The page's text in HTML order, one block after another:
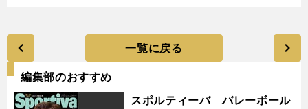
一覧に戻る
編集部のおすすめ
スポルティーバ バレーボール